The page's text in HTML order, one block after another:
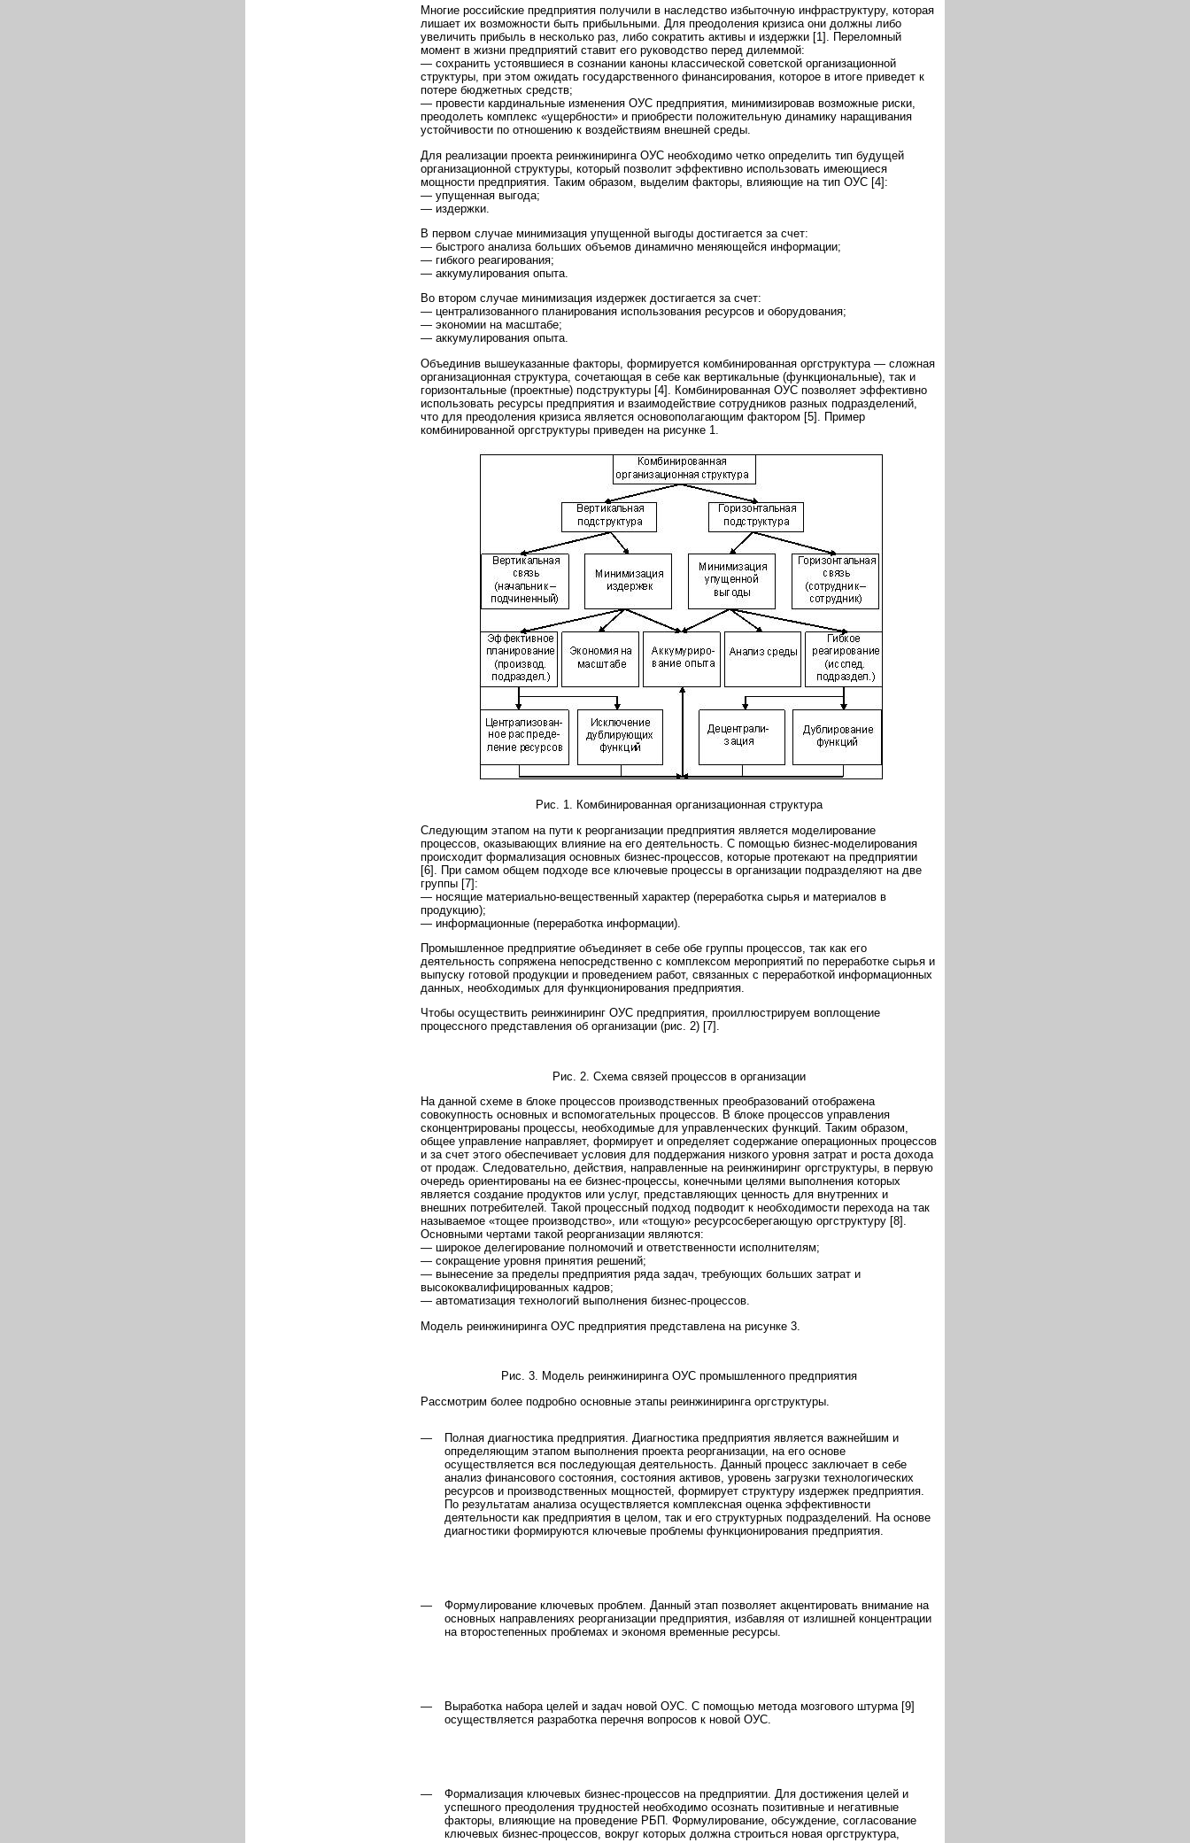
Многие российские предприятия получили в наследство избыточную инфраструктуру, которая
лишает их возможности быть прибыльными. Для преодоления кризиса они должны либо
увеличить прибыль в несколько раз, либо сократить активы и издержки [1]. Переломный
момент в жизни предприятий ставит его руководство перед дилеммой:
— сохранить устоявшиеся в сознании каноны классической советской организационной
структуры, при этом ожидать государственного финансирования, которое в итоге приведет к
потере бюджетных средств;
— провести кардинальные изменения ОУС предприятия, минимизировав возможные риски,
преодолеть комплекс «ущербности» и приобрести положительную динамику наращивания
устойчивости по отношению к воздействиям внешней среды.
Для реализации проекта реинжиниринга ОУС необходимо четко определить тип будущей
организационной структуры, который позволит эффективно использовать имеющиеся
мощности предприятия. Таким образом, выделим факторы, влияющие на тип ОУС [4]:
— упущенная выгода;
— издержки.
В первом случае минимизация упущенной выгоды достигается за счет:
— быстрого анализа больших объемов динамично меняющейся информации;
— гибкого реагирования;
— аккумулирования опыта.
Во втором случае минимизация издержек достигается за счет:
— централизованного планирования использования ресурсов и оборудования;
— экономии на масштабе;
— аккумулирования опыта.
Объединив вышеуказанные факторы, формируется комбинированная оргструктура — сложная
организационная структура, сочетающая в себе как вертикальные (функциональные), так и
горизонтальные (проектные) подструктуры [4]. Комбинированная ОУС позволяет эффективно
использовать ресурсы предприятия и взаимодействие сотрудников разных подразделений,
что для преодоления кризиса является основополагающим фактором [5]. Пример
комбинированной оргструктуры приведен на рисунке 1.
Рис. 1. Комбинированная организационная структура
Следующим этапом на пути к реорганизации предприятия является моделирование
процессов, оказывающих влияние на его деятельность. С помощью бизнес-моделирования
происходит формализация основных бизнес-процессов, которые протекают на предприятии
[6]. При самом общем подходе все ключевые процессы в организации подразделяют на две
группы [7]:
— носящие материально-вещественный характер (переработка сырья и материалов в
продукцию);
— информационные (переработка информации).
Промышленное предприятие объединяет в себе обе группы процессов, так как его
деятельность сопряжена непосредственно с комплексом мероприятий по переработке сырья и
выпуску готовой продукции и проведением работ, связанных с переработкой информационных
данных, необходимых для функционирования предприятия.
Чтобы осуществить реинжиниринг ОУС предприятия, проиллюстрируем воплощение
процессного представления об организации (рис. 2) [7].
Рис. 2. Схема связей процессов в организации
На данной схеме в блоке процессов производственных преобразований отображена
совокупность основных и вспомогательных процессов. В блоке процессов управления
сконцентрированы процессы, необходимые для управленческих функций. Таким образом,
общее управление направляет, формирует и определяет содержание операционных процессов
и за счет этого обеспечивает условия для поддержания низкого уровня затрат и роста дохода
от продаж. Следовательно, действия, направленные на реинжиниринг оргструктуры, в первую
очередь ориентированы на ее бизнес-процессы, конечными целями выполнения которых
является создание продуктов или услуг, представляющих ценность для внутренних и
внешних потребителей. Такой процессный подход подводит к необходимости перехода на так
называемое «тощее производство», или «тощую» ресурсосберегающую оргструктуру [8].
Основными чертами такой реорганизации являются:
— широкое делегирование полномочий и ответственности исполнителям;
— сокращение уровня принятия решений;
— вынесение за пределы предприятия ряда задач, требующих больших затрат и
высококвалифицированных кадров;
— автоматизация технологий выполнения бизнес-процессов.
Модель реинжиниринга ОУС предприятия представлена на рисунке 3.
Рис. 3. Модель реинжиниринга ОУС промышленного предприятия
Рассмотрим более подробно основные этапы реинжиниринга оргструктуры.
—
Полная диагностика предприятия. Диагностика предприятия является важнейшим и
определяющим этапом выполнения проекта реорганизации, на его основе
осуществляется вся последующая деятельность. Данный процесс заключает в себе
анализ финансового состояния, состояния активов, уровень загрузки технологических
ресурсов и производственных мощностей, формирует структуру издержек предприятия.
По результатам анализа осуществляется комплексная оценка эффективности
деятельности как предприятия в целом, так и его структурных подразделений. На основе
диагностики формируются ключевые проблемы функционирования предприятия.
—
Формулирование ключевых проблем. Данный этап позволяет акцентировать внимание на
основных направлениях реорганизации предприятия, избавляя от излишней концентрации
на второстепенных проблемах и экономя временные ресурсы.
—
Выработка набора целей и задач новой ОУС. С помощью метода мозгового штурма [9]
осуществляется разработка перечня вопросов к новой ОУС.
—
Формализация ключевых бизнес-процессов на предприятии. Для достижения целей и
успешного преодоления трудностей необходимо осознать позитивные и негативные
факторы, влияющие на проведение РБП. Формулирование, обсуждение, согласование
ключевых бизнес-процессов, вокруг которых должна строиться новая оргструктура,